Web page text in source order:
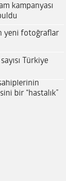
kampanyası
yeni fotoğraflar
Türkiye
bir “hastalık”